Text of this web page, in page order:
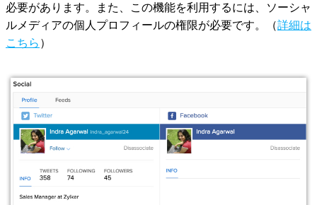
必要があります。また、この機能を利用するには、ソーシャ
ルメディアの個人プロフィールの権限が必要です。（詳細は
こちら ）